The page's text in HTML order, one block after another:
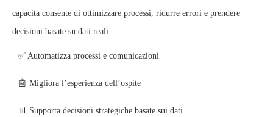
capacità consente di ottimizzare processi, ridurre errori e prendere
decisioni basate su dati reali.
✅ Automatizza processi e comunicazioni
🤖 Migliora l’esperienza dell’ospite
📊 Supporta decisioni strategiche basate sui dati